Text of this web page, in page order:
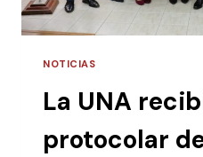
NOTICIAS
La UNA
protocolar